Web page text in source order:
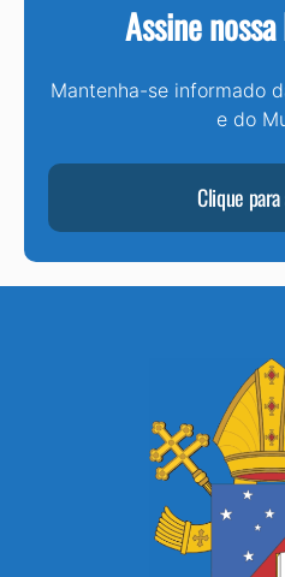
Assine
Mantenha-se informado
e do
Clique